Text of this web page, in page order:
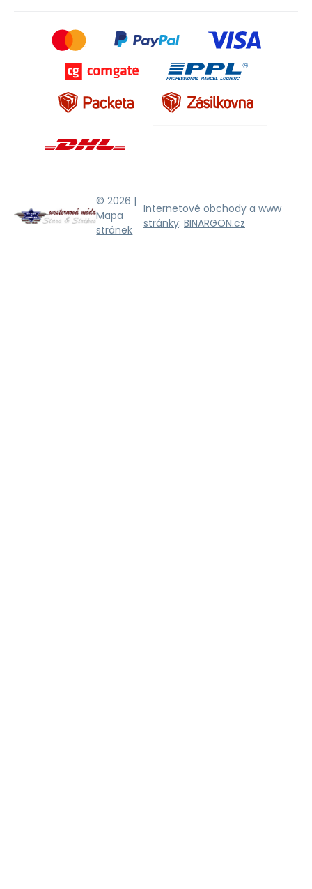
© 2026 |
Mapa
stránek
Internetové obchody a www
stránky: BINARGON.cz